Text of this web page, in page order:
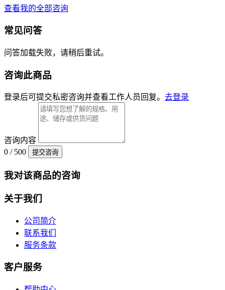
查看我的全部咨询
常见问答
问答加载失败，请稍后重试。
咨询此商品
登录后可提交私密咨询并查看工作人员回复。 去登录
咨询内容
0 / 500
提交咨询
我对该商品的咨询
关于我们
公司简介
联系我们
服务条款
客户服务